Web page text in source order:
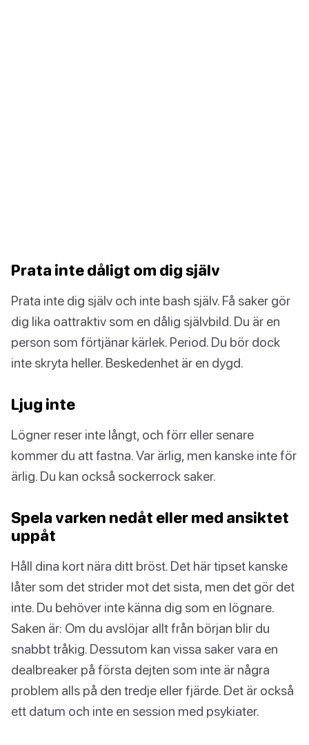
Prata inte dåligt om dig själv
Prata inte dig själv och inte bash själv. Få saker gör
dig lika oattraktiv som en dålig självbild. Du är en
person som förtjänar kärlek. Period. Du bör dock
inte skryta heller. Beskedenhet är en dygd.
Ljug inte
Lögner reser inte långt, och förr eller senare
kommer du att fastna. Var ärlig, men kanske inte för
ärlig. Du kan också sockerrock saker.
Spela varken nedåt eller med ansiktet
uppåt
Håll dina kort nära ditt bröst. Det här tipset kanske
låter som det strider mot det sista, men det gör det
inte. Du behöver inte känna dig som en lögnare.
Saken är: Om du avslöjar allt från början blir du
snabbt tråkig. Dessutom kan vissa saker vara en
dealbreaker på första dejten som inte är några
problem alls på den tredje eller fjärde. Det är också
ett datum och inte en session med psykiater.